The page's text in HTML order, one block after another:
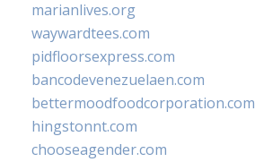
marianlives.org
waywardtees.com
pidfloorsexpress.com
bancodevenezuelaen.com
bettermoodfoodcorporation.com
hingstonnt.com
chooseagender.com